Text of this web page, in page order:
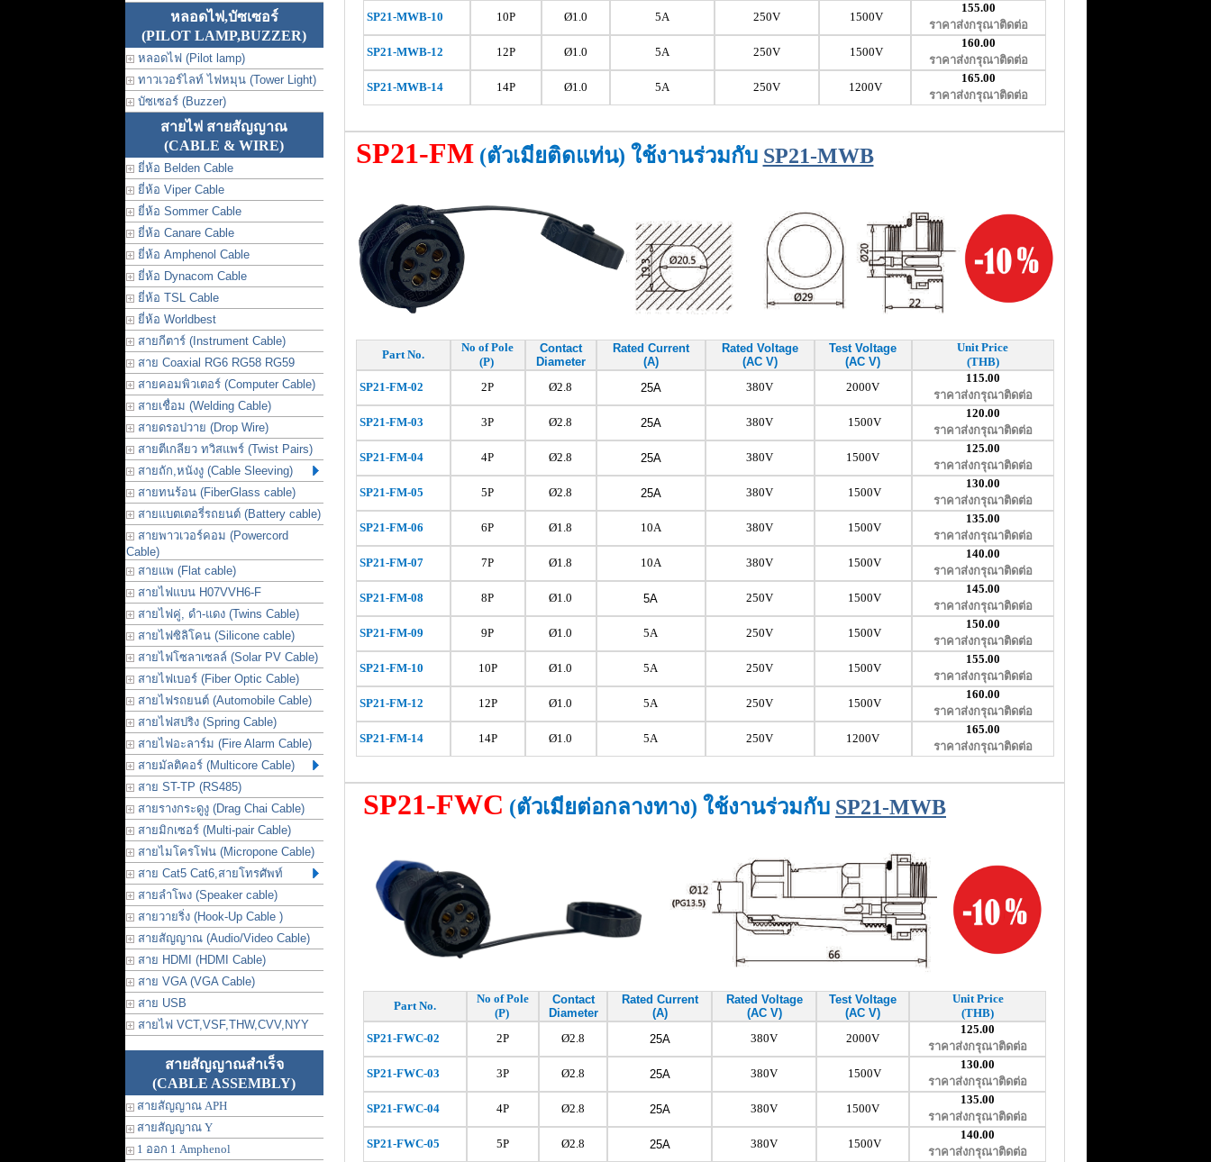
หลอดไฟ,บัซเซอร์
(PILOT LAMP,BUZZER)
หลอดไฟ (Pilot lamp)
ทาวเวอร์ไลท์ ไฟหมุน (Tower Light)
บัซเซอร์ (Buzzer)
สายไฟ สายสัญญาณ
(CABLE & WIRE)
ยี่ห้อ Belden Cable
ยี่ห้อ Viper Cable
ยี่ห้อ Sommer Cable
ยี่ห้อ Canare Cable
ยี่ห้อ Amphenol Cable
ยี่ห้อ Dynacom Cable
ยี่ห้อ TSL Cable
ยี่ห้อ Worldbest
สายกีตาร์ (Instrument Cable)
สาย Coaxial RG6 RG58 RG59
สายคอมพิวเตอร์ (Computer Cable)
สายเชื่อม (Welding Cable)
สายดรอปวาย (Drop Wire)
สายตีเกลียว ทวิสแพร์ (Twist Pairs)
สายถัก,หนังงู (Cable Sleeving)
สายทนร้อน (FiberGlass cable)
สายแบตเตอรี่รถยนต์ (Battery cable)
สายพาวเวอร์คอม (Powercord
Cable)
สายแพ (Flat cable)
สายไฟแบน H07VVH6-F
สายไฟคู่, ดำ-แดง (Twins Cable)
สายไฟซิลิโคน (Silicone cable)
สายไฟโซลาเซลล์ (Solar PV Cable)
สายไฟเบอร์ (Fiber Optic Cable)
สายไฟรถยนต์ (Automobile Cable)
สายไฟสปริง (Spring Cable)
สายไฟอะลาร์ม (Fire Alarm Cable)
สายมัลติคอร์ (Multicore Cable)
สาย ST-TP (RS485)
สายรางกระดูงู (Drag Chai Cable)
สายมิกเซอร์ (Multi-pair Cable)
สายไมโครโฟน (Micropone Cable)
สาย Cat5 Cat6,สายโทรศัพท์
สายลำโพง (Speaker cable)
สายวายริ่ง (Hook-Up Cable )
สายสัญญาณ (Audio/Video Cable)
สาย HDMI (HDMI Cable)
สาย VGA (VGA Cable)
สาย USB
สายไฟ VCT,VSF,THW,CVV,NYY
สายสัญญาณสำเร็จ
(CABLE ASSEMBLY)
สายสัญญาณ APH
สายสัญญาณ Y
1 ออก 1 Amphenol
SP21-MWB-10
10P Ø1.0 5A 250V 1500V
155.00
ราคาส่งกรุณาติดต่อ
SP21-MWB-12
12P Ø1.0 5A 250V 1500V
160.00
ราคาส่งกรุณาติดต่อ
SP21-MWB-14
14P Ø1.0 5A 250V 1200V
165.00
ราคาส่งกรุณาติดต่อ
SP21-FM (ตัวเมียติดแท่น) ใช้งานร่วมกับ SP21-MWB
Part No.
No of Pole
(P)
Contact
Diameter
Rated Current
(A)
Rated Voltage
(AC V)
Test Voltage
(AC V)
Unit Price
(THB)
SP21-FM-02
2P Ø2.8 25A 380V 2000V
115.00
ราคาส่งกรุณาติดต่อ
SP21-FM-03 3P Ø2.8 25A 380V 1500V
120.00
ราคาส่งกรุณาติดต่อ
SP21-FM-04 4P Ø2.8 25A 380V 1500V
125.00
ราคาส่งกรุณาติดต่อ
SP21-FM-05 5P Ø2.8 25A 380V 1500V
130.00
ราคาส่งกรุณาติดต่อ
SP21-FM-06 6P Ø1.8 10A 380V 1500V
135.00
ราคาส่งกรุณาติดต่อ
SP21-FM-07 7P Ø1.8 10A 380V 1500V
140.00
ราคาส่งกรุณาติดต่อ
SP21-FM-08 8P Ø1.0 5A 250V 1500V
145.00
ราคาส่งกรุณาติดต่อ
SP21-FM-09 9P Ø1.0 5A 250V 1500V
150.00
ราคาส่งกรุณาติดต่อ
SP21-FM-10 10P Ø1.0 5A 250V 1500V
155.00
ราคาส่งกรุณาติดต่อ
SP21-FM-12 12P Ø1.0 5A 250V 1500V
160.00
ราคาส่งกรุณาติดต่อ
SP21-FM-14 14P Ø1.0 5A 250V 1200V
165.00
ราคาส่งกรุณาติดต่อ
SP21-FWC (ตัวเมียต่อกลางทาง) ใช้งานร่วมกับ SP21-MWB
Part No.
No of Pole
(P)
Contact
Diameter
Rated Current
(A)
Rated Voltage
(AC V)
Test Voltage
(AC V)
Unit Price
(THB)
SP21-FWC-02
2P Ø2.8 25A 380V 2000V
125.00
ราคาส่งกรุณาติดต่อ
SP21-FWC-03 3P Ø2.8 25A 380V 1500V
130.00
ราคาส่งกรุณาติดต่อ
SP21-FWC-04 4P Ø2.8 25A 380V 1500V
135.00
ราคาส่งกรุณาติดต่อ
SP21-FWC-05 5P Ø2.8 25A 380V 1500V
140.00
ราคาส่งกรุณาติดต่อ